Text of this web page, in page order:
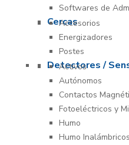
Softwares de
Cercas
Accesorios
Energizadores
Postes
Detectores /
Activos
Autónomos
Contactos
Fotoeléctricos y
Humo
Humo Inalámbricos